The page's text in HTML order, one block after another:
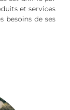
et services
besoins de ses